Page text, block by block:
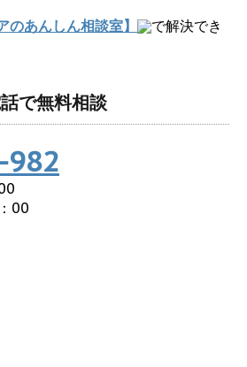
のあんしん相談室】
で解決でき
で無料相談
00